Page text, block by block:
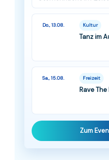
Do., 13.08. Kultur
Tanz im
Sa., 15.08. Freizeit
Rave
Zum